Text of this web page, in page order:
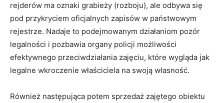
rejderów ma oznaki grabieży (rozboju), ale odbywa się
pod przykryciem oficjalnych zapisów w państwowym
rejestrze. Nadaje to podejmowanym działaniom pozór
legalności i pozbawia organy policji możliwości
efektywnego przeciwdziałania zajęciu, które wygląda jak
legalne wkroczenie właściciela na swoją własność.
Również następująca potem sprzedaż zajętego obiektu